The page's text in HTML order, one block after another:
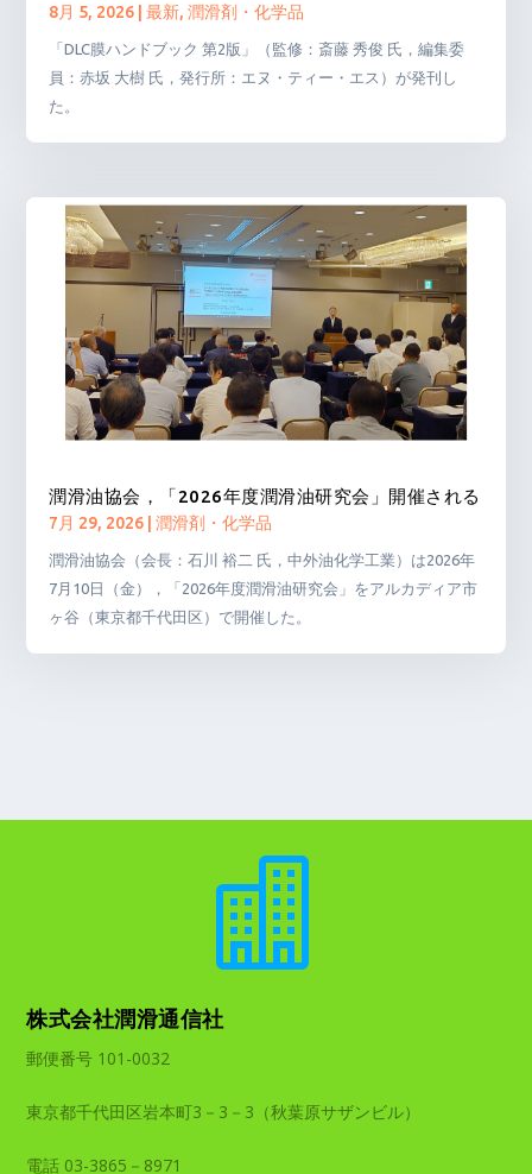
8月 5, 2026 |最新,潤滑剤・化学品
「DLC膜ハンドブック 第2版」（監修：斎藤 秀俊 氏，編集委
員：赤坂 大樹 氏，発行所：エヌ・ティー・エス）が発刊し
た。
潤滑油協会，「2026年度潤滑油研究会」開催される
7月 29, 2026 |潤滑剤・化学品
潤滑油協会（会長：石川 裕二 氏，中外油化学工業）は2026年
7月10日（金），「2026年度潤滑油研究会」をアルカディア市
ヶ谷（東京都千代田区）で開催した。

株式会社潤滑通信社
郵便番号 101-0032
東京都千代田区岩本町3－3－3（秋葉原サザンビル）
電話 03-3865－8971